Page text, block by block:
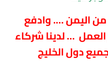
اليمن …. وادفع
… لدينا شركاء
دول الخليج